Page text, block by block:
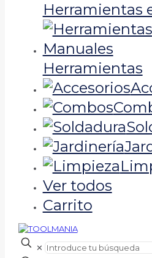
Herramientas
Herramientas
Ver todos
Carrito
✕